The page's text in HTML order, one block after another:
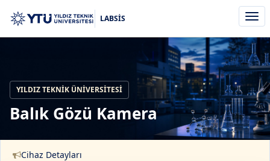
aç/
LABSİS
YILDIZ TEKNIK ÜNIVERSITESI
Balık Gözü Kamera
Cihaz Detayları